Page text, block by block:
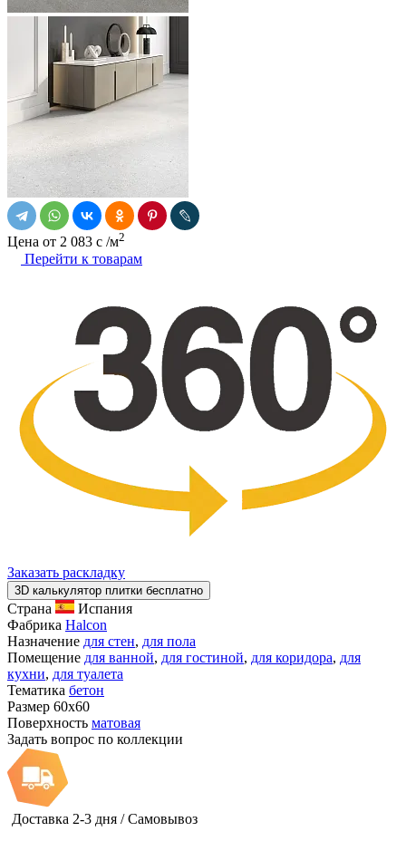
Цена от 2 083 c /м2
Перейти к товарам
Заказать раскладку
3D калькулятор плитки бесплатно
Страна
Испания
Фабрика Halcon
Назначение для стен, для пола
Помещение для ванной, для гостиной, для коридора, для
кухни, для туалета
Тематика бетон
Размер 60x60
Поверхность матовая
Задать вопрос по коллекции
Доставка 2-3 дня / Самовывоз